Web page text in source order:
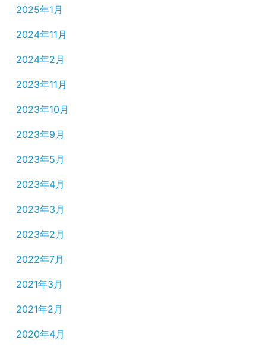
2025年1月
2024年11月
2024年2月
2023年11月
2023年10月
2023年9月
2023年5月
2023年4月
2023年3月
2023年2月
2022年7月
2021年3月
2021年2月
2020年4月